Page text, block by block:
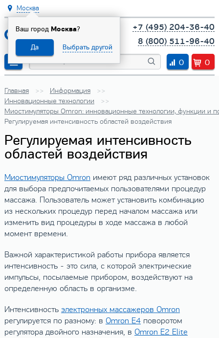
Москва
Ваш город Москва?
Да Выбрать другой
+7 (495) 204-36-40
8 (800) 511-96-40
0
0
Главная
Информация
Инновационные технологии
Миостимуляторы Omron: инновационные технологии, функции и
Регулируемая интенсивность областей воздействия
Регулируемая интенсивность
областей воздействия
Миостимуляторы Omron имеют ряд различных установок
для выбора предпочитаемых пользователями процедур
массажа. Пользователь может установить комбинацию
из нескольких процедур перед началом массажа или
изменить вид процедуры в ходе массажа в любой
момент времени.
Важной характеристикой работы прибора является
интенсивность - это сила, с которой электрические
импульсы, посылаемые прибором, воздействуют на
определенную область в организме.
Интенсивность электронных массажеров Omron
регулируется по разному: в Omron E4поворотом
регулятора двойного назначения, в Omron E2 Elite